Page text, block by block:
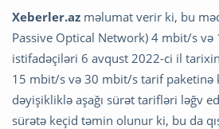
Xeberler.az məlumat verir ki, bu
Passive Optical Network) 4 mbit/s
istifadəçiləri 6 avqust 2022-ci il
15 mbit/s və 30 mbit/s tarif paketinə
dəyişikliklə aşağı sürət tarifləri ləğv
sürətə keçid təmin olunur ki, bu da